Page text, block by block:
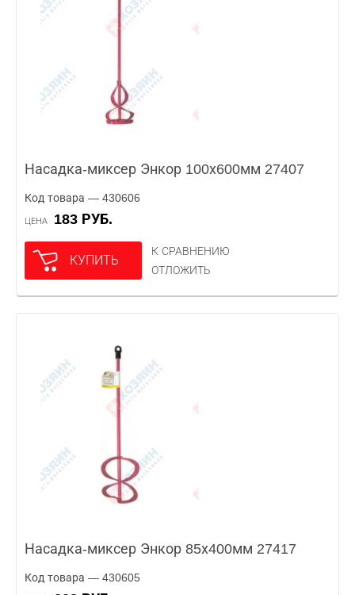
Насадка-миксер Энкор 100х600мм 27407
Код товара — 430606
ЦЕНА 183 РУБ.
КУПИТЬ
К СРАВНЕНИЮ
ОТЛОЖИТЬ
Насадка-миксер Энкор 85х400мм 27417
Код товара — 430605